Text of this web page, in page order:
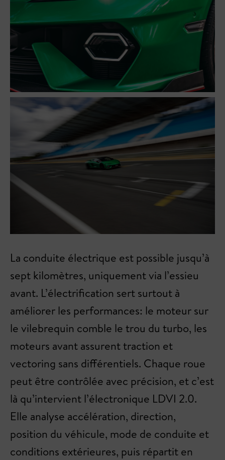
La conduite électrique est possible jusqu’à
sept kilomètres, uniquement via l’essieu
avant. L’électrification sert surtout à
améliorer les performances: le moteur sur
le vilebrequin comble le trou du turbo, les
moteurs avant assurent traction et
vectoring sans différentiels. Chaque roue
peut être contrôlée avec précision, et c’est
là qu’intervient l’électronique LDVI 2.0.
Elle analyse accélération, direction,
position du véhicule, mode de conduite et
conditions extérieures, puis répartit en